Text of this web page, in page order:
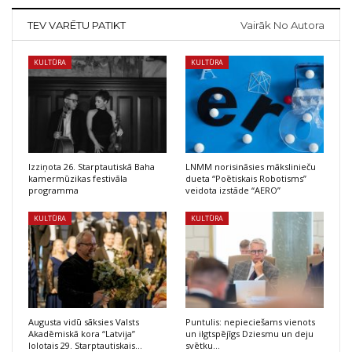
TEV VARĒTU PATIKT Vairāk No Autora
KULTŪRA
Izziņota 26. Starptautiskā Baha
kamermūzikas festivāla
programma
KULTŪRA
LNMM norisināsies mākslinieču
dueta “Poētiskais Robotisms”
veidota izstāde “AERO”
KULTŪRA
Augusta vidū sāksies Valsts
Akadēmiskā kora “Latvija”
lolotais 29. Starptautiskais…
KULTŪRA
Puntulis: nepieciešams vienots
un ilgtspējīgs Dziesmu un deju
svētku…